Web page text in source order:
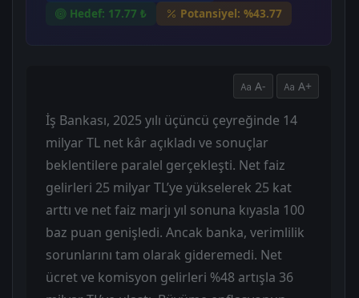
Hedef: 17.77 ₺
Potansiyel: %43.77
A- A+
İş Bankası, 2025 yılı üçüncü çeyreğinde 14
milyar TL net kâr açıkladı ve sonuçlar
beklentilere paralel gerçekleşti. Net faiz
gelirleri 25 milyar TL’ye yükselerek 25 kat
arttı ve net faiz marjı yıl sonuna kıyasla 100
baz puan genişledi. Ancak banka, verimlilik
sorunlarını tam olarak gideremedi. Net
ücret ve komisyon gelirleri %48 artışla 36